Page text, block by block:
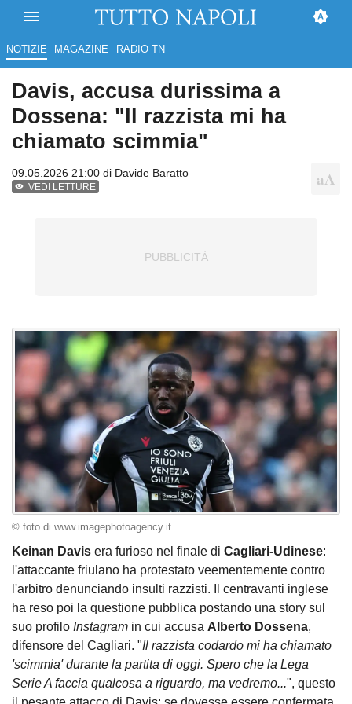
NOTIZIE MAGAZINE RADIO TN
Davis, accusa durissima a
Dossena: "Il razzista mi ha
chiamato scimmia"
09.05.2026 21:00 di Davide Baratto
VEDI LETTURE
© foto di www.imagephotoagency.it
Keinan Davis era furioso nel finale di Cagliari-Udinese:
l'attaccante friulano ha protestato veementemente contro
l'arbitro denunciando insulti razzisti. Il centravanti inglese
ha reso poi la questione pubblica postando una story sul
suo profilo Instagram in cui accusa Alberto Dossena,
difensore del Cagliari. "Il razzista codardo mi ha chiamato
'scimmia' durante la partita di oggi. Spero che la Lega
Serie A faccia qualcosa a riguardo, ma vedremo...", questo